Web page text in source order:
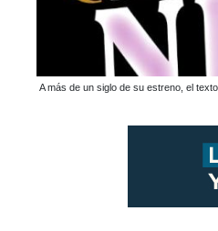
A más de un siglo de su estreno, el